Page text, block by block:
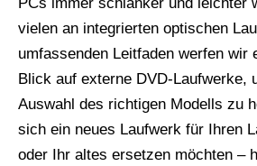
PCs immer schlanker und leichter
vielen an integrierten optischen
umfassenden Leitfaden werfen wir
Blick auf externe DVD-Laufwerke,
Auswahl des richtigen Modells zu
sich ein neues Laufwerk für Ihren
oder Ihr altes ersetzen möchten –